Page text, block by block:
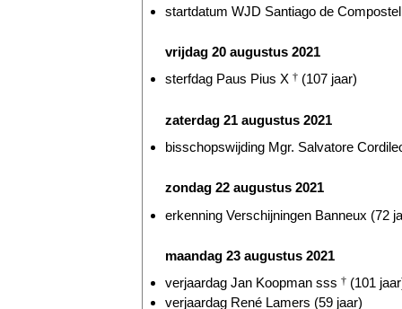
startdatum WJD Santiago de
vrijdag 20 augustus 2021
sterfdag Paus Pius X † (107 jaar)
zaterdag 21 augustus 2021
bisschopswijding Mgr. Salvatore
zondag 22 augustus 2021
erkenning Verschijningen Banneux (72
maandag 23 augustus 2021
verjaardag Jan Koopman sss † (101
verjaardag René Lamers (59 jaar)